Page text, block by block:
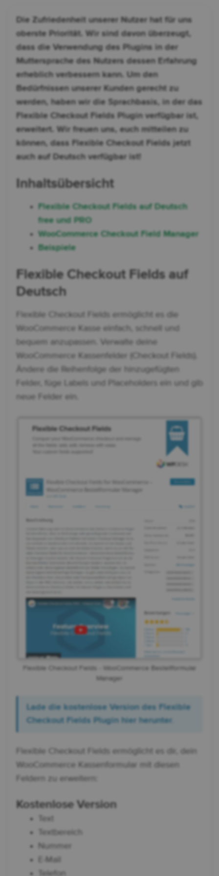
Die Zufriedenheit unserer Nutzer hat für uns
oberste Priorität. Wir sind davon überzeugt,
dass die Verwendung des Plugins in der
Muttersprache des Nutzers dessen Erfahrung
erheblich verbessern kann. Um den
Bedürfnissen unserer Kunden gerecht zu
werden, haben wir die Sprachbasis, in der das
Flexible Checkout Fields Plugin verfügbar ist,
erweitert. Wir freuen uns, euch mitteilen zu
können, dass Flexible Checkout Fields jetzt
auch auf Deutsch verfügbar ist!
Inhaltsübersicht
Flexible Checkout Fields auf Deutsch
free und PRO
WooCommerce Checkout Field Manager
Beispiele
Flexible Checkout Fields auf
Deutsch
Flexible Checkout Fields ermöglicht es die
WooCommerce Kasse einfach, schnell und
bequem anzupassen. Verwalte deine
WooCommerce Kassenfelder (Checkout Fields).
Ändere die Reihenfolge der hinzugefügten
Felder, füge Labels und Placeholders ein und gib
neue Felder ein.
Flexible Checkout Fields - WooCommerce Bestellformular
Manager
Lade die kostenlose Version des Flexible
Checkout Fields Plugin hier herunter
Flexible Checkout Fields ermöglicht es dir, dein
WooCommerce Kassenformular mit diesen
Feldern zu erweitern:
Kostenlose Version
Text
Textbereich
Nummer
E-Mail
Telefon